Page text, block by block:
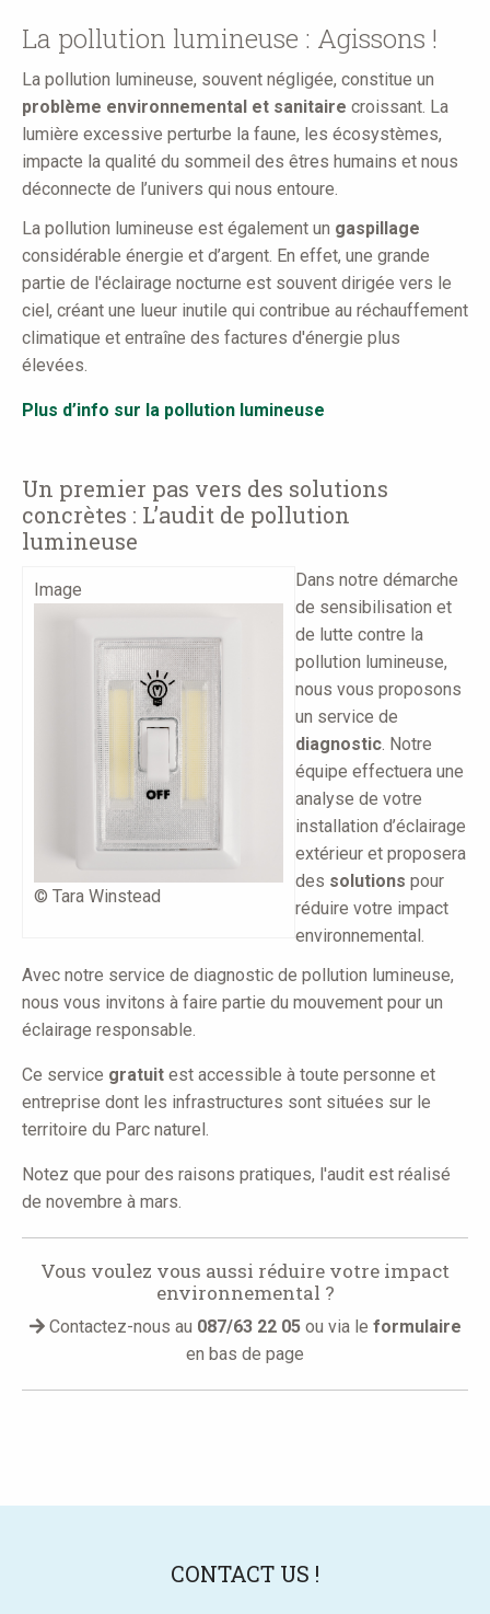
La pollution lumineuse : Agissons !
La pollution lumineuse, souvent négligée, constitue un
problème environnemental et sanitaire croissant. La
lumière excessive perturbe la faune, les écosystèmes,
impacte la qualité du sommeil des êtres humains et nous
déconnecte de l’univers qui nous entoure.
La pollution lumineuse est également un gaspillage
considérable énergie et d’argent. En effet, une grande
partie de l'éclairage nocturne est souvent dirigée vers le
ciel, créant une lueur inutile qui contribue au réchauffement
climatique et entraîne des factures d'énergie plus
élevées.
Plus d’info sur la pollution lumineuse
Un premier pas vers des solutions
concrètes : L’audit de pollution
lumineuse
Image
© Tara Winstead
Dans notre démarche
de sensibilisation et
de lutte contre la
pollution lumineuse,
nous vous proposons
un service de
diagnostic. Notre
équipe effectuera une
analyse de votre
installation d’éclairage
extérieur et proposera
des solutions pour
réduire votre impact
environnemental.
Avec notre service de diagnostic de pollution lumineuse,
nous vous invitons à faire partie du mouvement pour un
éclairage responsable.
Ce service gratuit est accessible à toute personne et
entreprise dont les infrastructures sont situées sur le
territoire du Parc naturel.
Notez que pour des raisons pratiques, l'audit est réalisé
de novembre à mars.
Vous voulez vous aussi réduire votre impact
environnemental ?
Contactez-nous au 087/63 22 05ou via le formulaire
en bas de page
CONTACT US !